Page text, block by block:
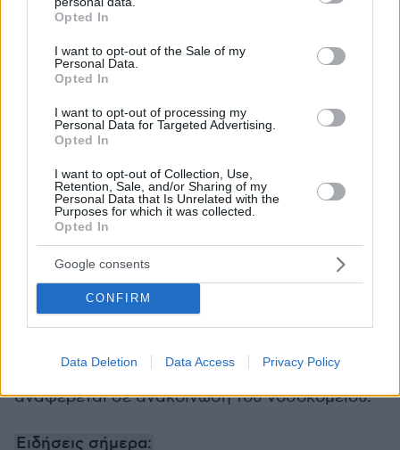
grant or deny consent to Google and its third-party tags to
use your data for below specified purposes in below Google
consent section.
Opted In
I want to opt-out of the Sale of my
Personal Data.
Opted In
I want to opt-out of processing my
Personal Data for Targeted Advertising.
Opted In
I want to opt-out of Collection, Use,
Retention, Sale, and/or Sharing of my
Personal Data that Is Unrelated with the
Purposes for which it was collected.
Opted In
Google consents
CONFIRM
Data Deletion Data Access Privacy Policy
του Γιάννη Καλλιάνου
Υπενθυμίζεται πως η
Διοικητική Εξέταση για τις συνθήκες νοσηλείας
του πατέρα του Γιάννη Καλλιάνου.
«Σε συνέχεια του χθεσινού δελτίου τύπου του
Π.Γ.Ν. ΑΤΤΙΚΟΝ ανακοινώνουμε σήμερα
25/4/2024 το θάνατο του Δημητρίου Καλλιάνου
και εκφράζουμε τα θερμά μας συλλυπητήρια
στην οικογένεια του. Για τη διερεύνηση όλων
των συνθηκών νοσηλείας του περιστατικού από
την ημέρα της εισαγωγής του έως σήμερα, η
Διοίκηση του Π.Γ.Ν. ΑΤΤΙΚΟΝ διέταξε τη
διενέργεια Ένορκης Διοικητικής Εξέτασης»
αναφέρεται σε ανακοίνωση του νοσοκομείου.
Eιδήσεις σήμερα: